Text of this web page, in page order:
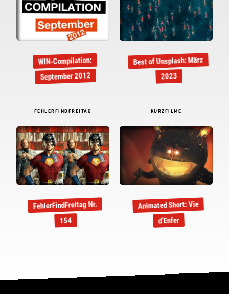
WIN-Compilation:
September 2012
Best of Unsplash: März
2023
FEHLERFINDFREITAG
FehlerFindFreitag Nr.
154
KURZFILME
Animated Short: Vie
d’Enfer